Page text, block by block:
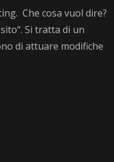
Che cosa vuol dire?
Si tratta di un
di attuare modifiche